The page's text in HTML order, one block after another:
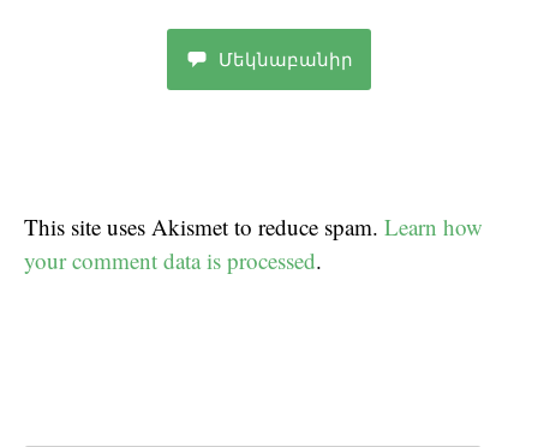
Մեկնաբանիր
This site uses Akismet to reduce spam. Learn how
your comment data is processed.